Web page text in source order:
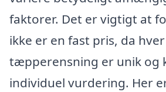
faktorer. Det er vigtigt at
ikke er en fast pris, da hver
tæpperensning er unik og
individuel vurdering. Her